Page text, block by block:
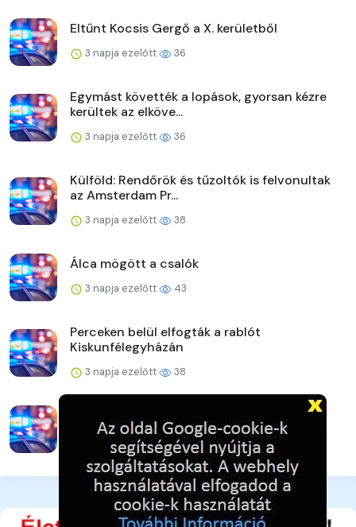
Eltűnt Kocsis Gergő a X. kerületből
3 napja ezelőtt 36
Egymást követték a lopások, gyorsan kézre
kerültek az elköve...
3 napja ezelőtt 36
Külföld: Rendőrök és tűzoltók is felvonultak
az Amsterdam Pr...
3 napja ezelőtt 38
Álca mögött a csalók
3 napja ezelőtt 43
Perceken belül elfogták a rablót
Kiskunfélegyházán
3 napja ezelőtt 38
3 napja ezelőtt 40